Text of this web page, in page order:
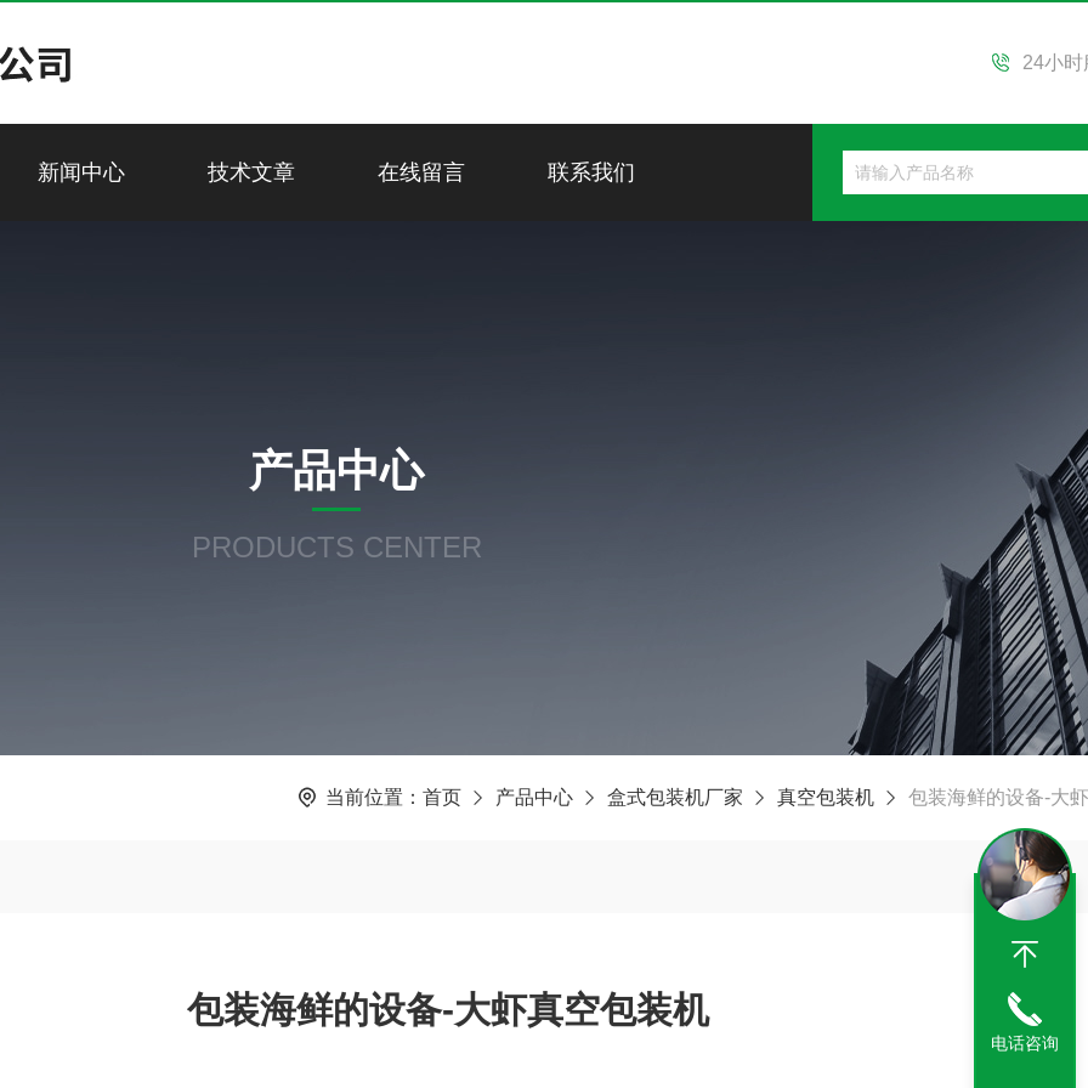
24小
新闻中心 技术文章 在线留言 联系我们
产品中心
PRODUCTS CENTER
当前位置： 首页 产品中心 盒式包装机厂家 真空包装机 包装海鲜的设备-大
包装海鲜的设备-大虾真空包装机
电话咨询